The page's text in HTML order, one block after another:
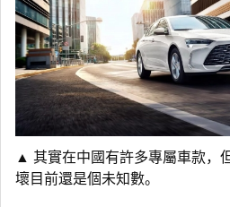
▲ 其實在中國有許多專屬車款，
壞目前還是個未知數。